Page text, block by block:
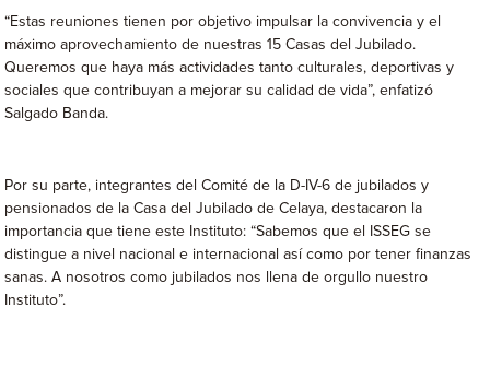
“Estas reuniones tienen por objetivo impulsar la convivencia y el
máximo aprovechamiento de nuestras 15 Casas del Jubilado.
Queremos que haya más actividades tanto culturales, deportivas y
sociales que contribuyan a mejorar su calidad de vida”, enfatizó
Salgado Banda.
Por su parte, integrantes del Comité de la D-IV-6 de jubilados y
pensionados de la Casa del Jubilado de Celaya, destacaron la
importancia que tiene este Instituto: “Sabemos que el ISSEG se
distingue a nivel nacional e internacional así como por tener finanzas
sanas. A nosotros como jubilados nos llena de orgullo nuestro
Instituto”.